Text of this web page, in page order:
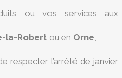
ou vos services aux
la-Robert ou en Orne,
respecter l’arrêté de janvier